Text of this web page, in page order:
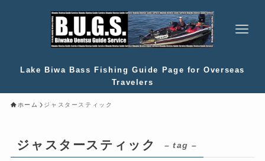
Lake Biwa Bass Fishing Guide Page for Overseas
Travelers
ホーム ジャスタースティック
ジャスタースティック – tag –